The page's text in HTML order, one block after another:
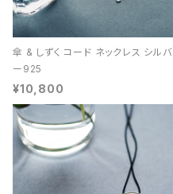
傘 & しずく コード ネックレス シルバ
ー925
¥10,800